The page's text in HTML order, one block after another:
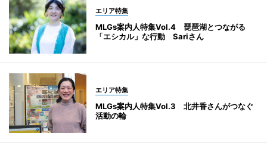
エリア特集
MLGs案内人特集Vol.4 琵琶湖とつながる
「エシカル」な行動 Sariさん
エリア特集
MLGs案内人特集Vol.3 北井香さんがつなぐ
活動の輪